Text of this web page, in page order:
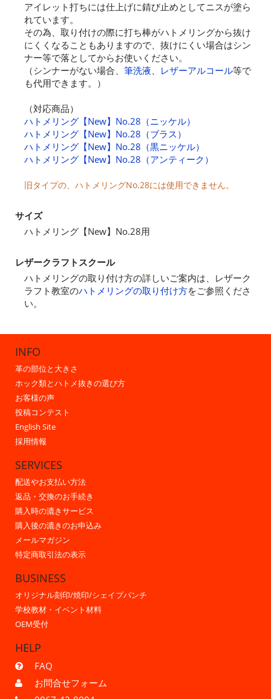
アイレット打ちには仕上げに錆び止めとしてニスが塗ら
れています。
その為、取り付けの際に打ち棒がハトメリングから抜け
にくくなることもありますので、抜けにくい場合はシン
ナー等で落としてからお使いください。
（シンナーがない場合、 筆洗液、 レザーアルコール等で
も代用できます。）
（対応商品）
ハトメリング【New】No.28（ニッケル）
ハトメリング【New】No.28（ブラス）
ハトメリング【New】No.28（黒ニッケル）
ハトメリング【New】No.28（アンティーク）
旧タイプの、ハトメリングNo.28には使用できません。
サイズ
ハトメリング【New】No.28用
レザークラフトスクール
ハトメリングの取り付け方の詳しいご案内は、レザーク
ラフト教室のハトメリングの取り付け方をご参照くださ
い。
INFO
革の部位と大きさ
ホック類とハトメ抜きの選び方
お客様の声
投稿コンテスト
English Site
採用情報
SERVICES
配送やお支払い方法
返品・交換のお手続き
購入時の漉きサービス
購入後の漉きのお申込み
メールマガジン
特定商取引法の表示
BUSINESS
オリジナル刻印/焼印/シェイプパンチ
学校教材・イベント材料
OEM受付
HELP
FAQ
お問合せフォーム